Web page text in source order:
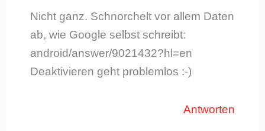
Nicht ganz. Schnorchelt vor allem Daten
ab, wie Google selbst schreibt:
android/answer/9021432?hl=en
Deaktivieren geht problemlos :-)
Antworten